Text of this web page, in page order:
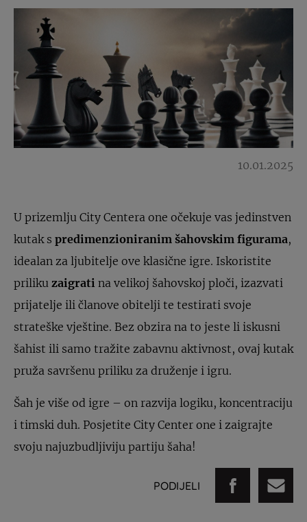
10.01.2025
U prizemlju City Centera one očekuje vas jedinstven
kutak s predimenzioniranim šahovskim figurama,
idealan za ljubitelje ove klasične igre. Iskoristite
priliku zaigrati na velikoj šahovskoj ploči, izazvati
prijatelje ili članove obitelji te testirati svoje
strateške vještine. Bez obzira na to jeste li iskusni
šahist ili samo tražite zabavnu aktivnost, ovaj kutak
pruža savršenu priliku za druženje i igru.
Šah je više od igre – on razvija logiku, koncentraciju
i timski duh. Posjetite City Center one i zaigrajte
svoju najuzbudljiviju partiju šaha!
PODIJELI